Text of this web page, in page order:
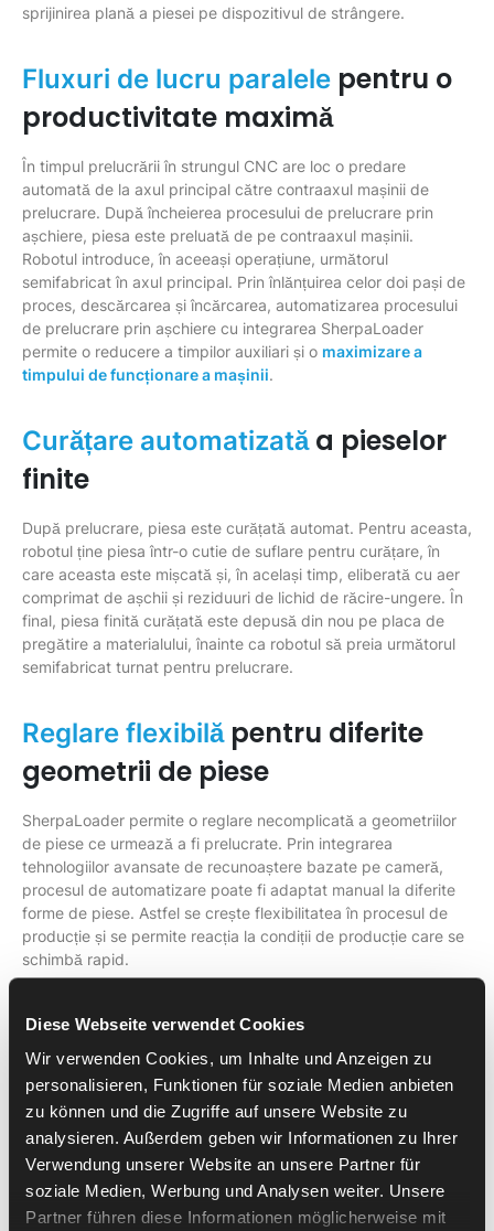
Diese Webseite verwendet Cookies
Wir verwenden Cookies, um Inhalte und Anzeigen zu
personalisieren, Funktionen für soziale Medien anbieten
zu können und die Zugriffe auf unsere Website zu
analysieren. Außerdem geben wir Informationen zu Ihrer
Verwendung unserer Website an unsere Partner für
soziale Medien, Werbung und Analysen weiter. Unsere
Partner führen diese Informationen möglicherweise mit
sprijinirea plană a piesei pe dispozitivul de strângere.
Fluxuri de lucru paralele pentru o
productivitate maximă
În timpul prelucrării în strungul CNC are loc o predare
automată de la axul principal către contraaxul mașinii de
prelucrare. După încheierea procesului de prelucrare prin
așchiere, piesa este preluată de pe contraaxul mașinii.
Robotul introduce, în aceeași operațiune, următorul
semifabricat în axul principal. Prin înlănțuirea celor doi pași de
proces, descărcarea și încărcarea, automatizarea procesului
de prelucrare prin așchiere cu integrarea SherpaLoader
permite o reducere a timpilor auxiliari și o maximizare a
timpului de funcționare a mașinii.
Curățare automatizatăa pieselor
finite
După prelucrare, piesa este curățată automat. Pentru aceasta,
robotul ține piesa într-o cutie de suflare pentru curățare, în
care aceasta este mișcată și, în același timp, eliberată cu aer
comprimat de așchii și reziduuri de lichid de răcire-ungere. În
final, piesa finită curățată este depusă din nou pe placa de
pregătire a materialului, înainte ca robotul să preia următorul
semifabricat turnat pentru prelucrare.
Reglare flexibilăpentru diferite
geometrii de piese
SherpaLoader permite o reglare necomplicată a geometriilor
de piese ce urmează a fi prelucrate. Prin integrarea
tehnologiilor avansate de recunoaștere bazate pe cameră,
procesul de automatizare poate fi adaptat manual la diferite
forme de piese. Astfel se crește flexibilitatea în procesul de
producție și se permite reacția la condiții de producție care se
schimbă rapid.
SherpaLoader® și Mori Seiki
NL2000: combinația perfectă
pentru automatizarea CNC
În concluzie, SherpaLoader® oferă o soluție cuprinzătoare
pentru automatizarea în utilizarea mașinilor CNC. Prin luarea în
considerare a celor mai diverse cerințe ale clienților și
provocări tehnice, SherpaLoader® ajută companiile să își